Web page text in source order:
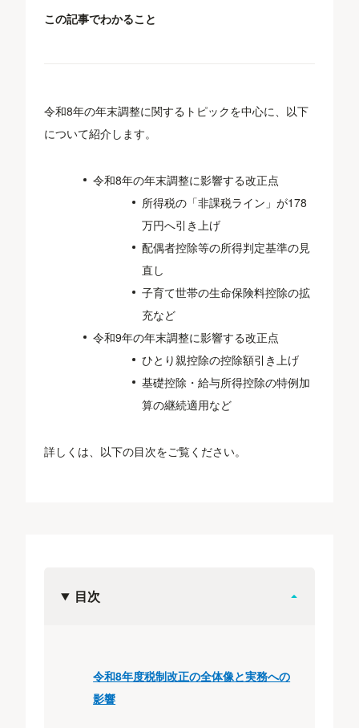
この記事でわかること
令和8年の年末調整に関するトピックを中心に、以下
について紹介します。
令和8年の年末調整に影響する改正点
所得税の「非課税ライン」が178
万円へ引き上げ
配偶者控除等の所得判定基準の見
直し
子育て世帯の生命保険料控除の拡
充など
令和9年の年末調整に影響する改正点
ひとり親控除の控除額引き上げ
基礎控除・給与所得控除の特例加
算の継続適用など
詳しくは、以下の目次をご覧ください。
目次
令和8年度税制改正の全体像と実務への
影響